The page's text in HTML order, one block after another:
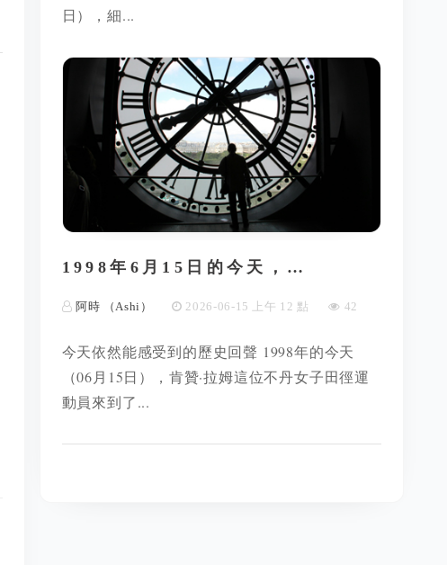
日），細...
1998年6月15日的今天，…
阿時 （Ashi） 2026-06-15 上午 12 點 42
今天依然能感受到的歷史回聲 1998年的今天
（06月15日），肯贊·拉姆這位不丹女子田徑運
動員來到了...